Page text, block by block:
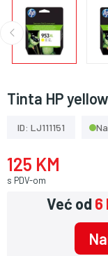
Tinta HP
ID: LJ111151
125 KM
s PDV-om
Već od6